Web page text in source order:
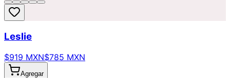
Leslie
$919 MXN$785 MXN
Agregar